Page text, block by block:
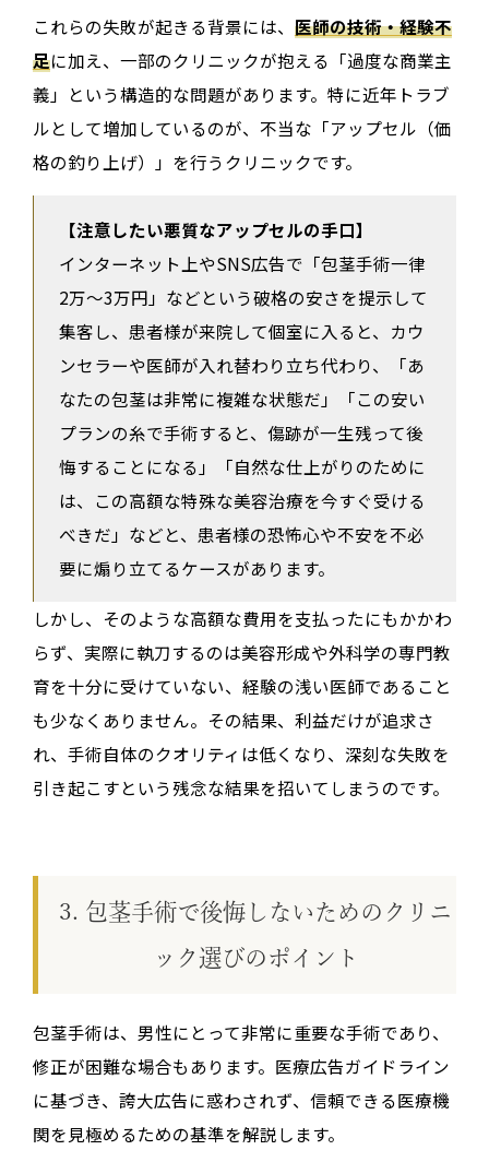
これらの失敗が起きる背景には、 医師の技術・経験不
足に加え、一部のクリニックが抱える「過度な商業主
義」という構造的な問題があります。特に近年トラブ
ルとして増加しているのが、不当な「アップセル（価
格の釣り上げ）」を行うクリニックです。
【注意したい悪質なアップセルの手口】
インターネット上やSNS広告で「包茎手術一律
2万〜3万円」などという破格の安さを提示して
集客し、患者様が来院して個室に入ると、カウ
ンセラーや医師が入れ替わり立ち代わり、「あ
なたの包茎は非常に複雑な状態だ」「この安い
プランの糸で手術すると、傷跡が一生残って後
悔することになる」「自然な仕上がりのために
は、この高額な特殊な美容治療を今すぐ受ける
べきだ」などと、患者様の恐怖心や不安を不必
要に煽り立てるケースがあります。
しかし、そのような高額な費用を支払ったにもかかわ
らず、実際に執刀するのは美容形成や外科学の専門教
育を十分に受けていない、経験の浅い医師であること
も少なくありません。その結果、利益だけが追求さ
れ、手術自体のクオリティは低くなり、深刻な失敗を
引き起こすという残念な結果を招いてしまうのです。
3. 包茎手術で後悔しないためのクリニ
ック選びのポイント
包茎手術は、男性にとって非常に重要な手術であり、
修正が困難な場合もあります。医療広告ガイドライン
に基づき、誇大広告に惑わされず、信頼できる医療機
関を見極めるための基準を解説します。